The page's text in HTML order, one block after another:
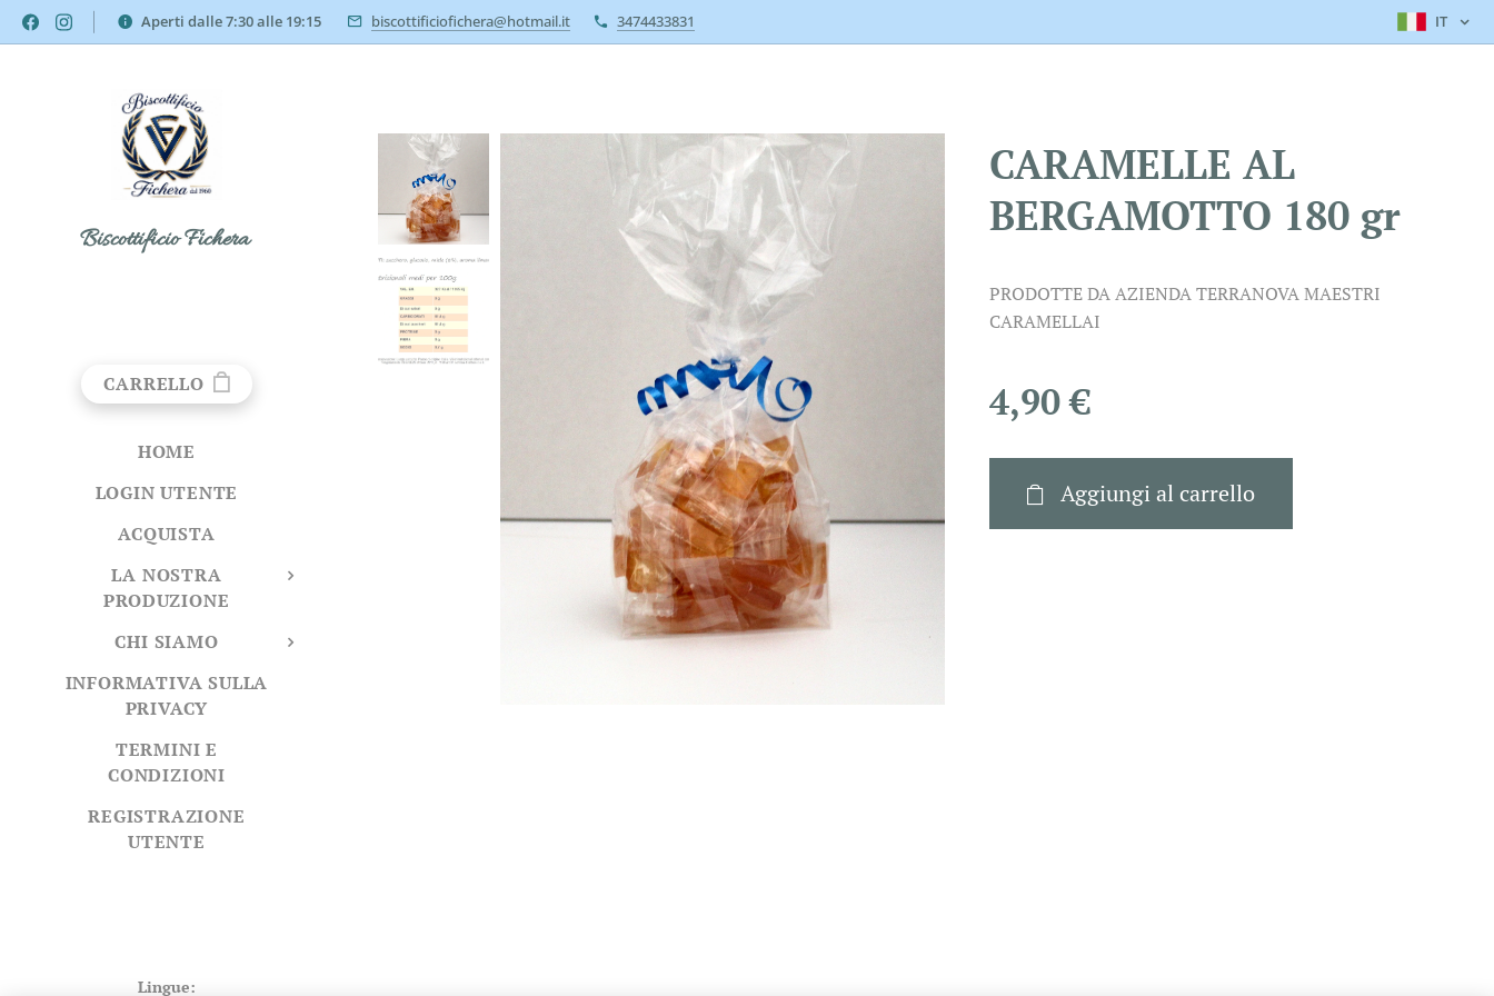
Aperti dalle 7:30 alle 19:15 biscottificiofichera@hotmail.it 3474433831 IT
Biscottificio Fichera
CARRELLO
HOME
LOGIN UTENTE
ACQUISTA
LA NOSTRA
PRODUZIONE
CHI SIAMO
INFORMATIVA SULLA
PRIVACY
TERMINI E
CONDIZIONI
REGISTRAZIONE
UTENTE
CARAMELLE AL
BERGAMOTTO 180 gr
PRODOTTE DA AZIENDA TERRANOVA MAESTRI
CARAMELLAI
4,90€
Aggiungi al carrello
Lingue